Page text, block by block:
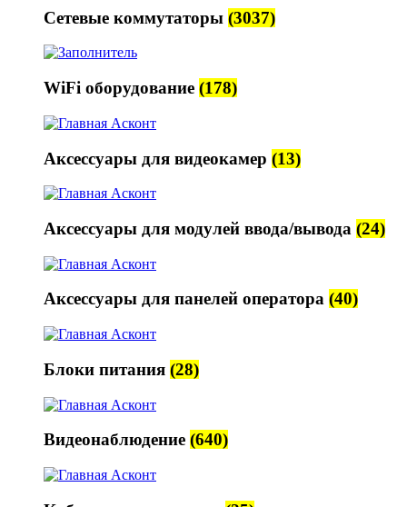
Сетевые коммутаторы (3037)
WiFi оборудование (178)
Аксессуары для видеокамер (13)
Аксессуары для модулей ввода/вывода (24)
Аксессуары для панелей оператора (40)
Блоки питания (28)
Видеонаблюдение (640)